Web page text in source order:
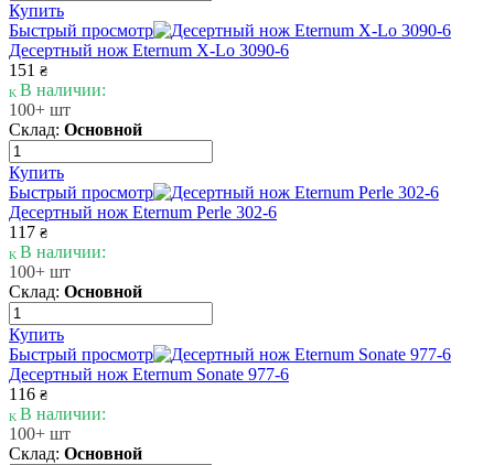
Купить
Быстрый просмотр
Десертный нож Eternum X-Lo 3090-6
151 ₴
В наличии:
100+ шт
Склад: Основной
Купить
Быстрый просмотр
Десертный нож Eternum Perle 302-6
117 ₴
В наличии:
100+ шт
Склад: Основной
Купить
Быстрый просмотр
Десертный нож Eternum Sonate 977-6
116 ₴
В наличии:
100+ шт
Склад: Основной